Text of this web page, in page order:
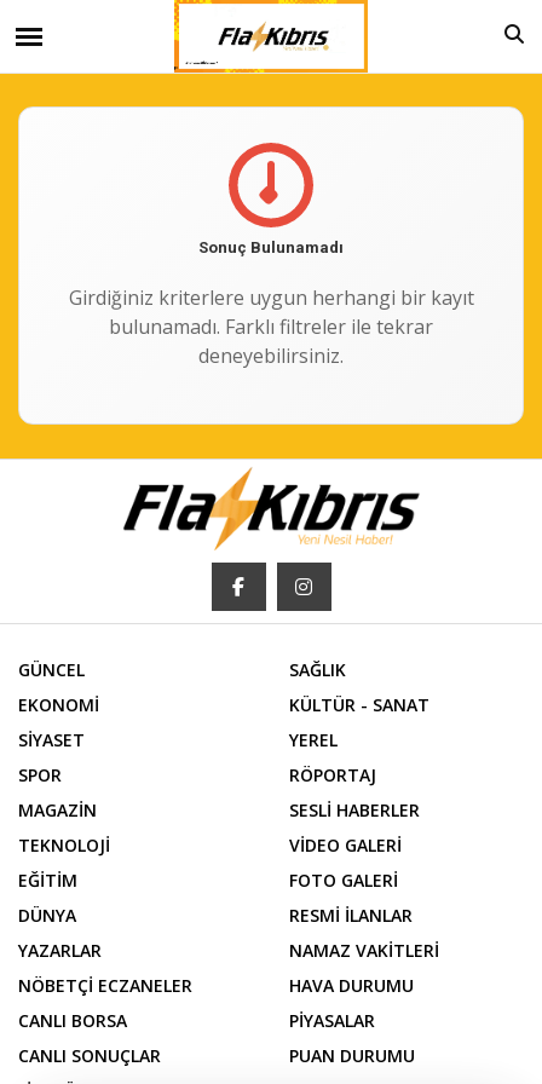
Sonuç Bulunamadı
Girdiğiniz kriterlere uygun herhangi bir kayıt
bulunamadı. Farklı filtreler ile tekrar
deneyebilirsiniz.
GÜNCEL
EKONOMİ
SİYASET
SPOR
MAGAZİN
TEKNOLOJİ
EĞİTİM
DÜNYA
SAĞLIK
KÜLTÜR - SANAT
YEREL
RÖPORTAJ
SESLİ HABERLER
VİDEO GALERİ
FOTO GALERİ
RESMİ İLANLAR
YAZARLAR
NÖBETÇİ ECZANELER
CANLI BORSA
CANLI SONUÇLAR
NAMAZ VAKİTLERİ
HAVA DURUMU
PİYASALAR
PUAN DURUMU